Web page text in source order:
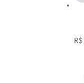
R$